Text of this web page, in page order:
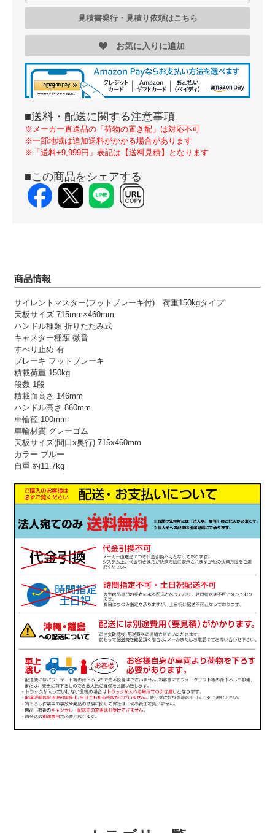
見積書発行・見積り依頼はこちら
お気に入りに追加
■送料・配送に関する注意事項
※メーカー直送品の「荷物の置き配」は対応不可
※一部地域は追加送料がかかる場合があります
※「送料+9,999円」表記は【送料見積】となります
■この商品をシェアする
商品情報
サイレントマスター(フットブレーキ付) 荷重150kgタイプ
天板サイズ 715mm×460mm
ハンドル種類 折りたたみ式
キャスター種類 微音
すべり止め 有
ブレーキ フットブレーキ
積載荷重 150kg
段数 1段
積載面高さ 146mm
ハンドル高さ 860mm
車輪径 100mm
車輪材質 グレーゴム
天板サイズ(間口x奥行) 715x460mm
カラー ブルー
自重 約11.7kg